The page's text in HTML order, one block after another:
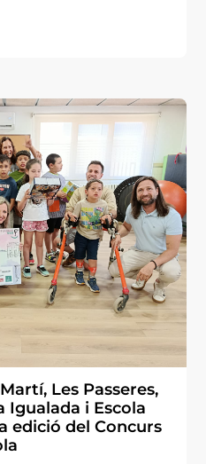
Les Passeres,
Igualada i Escola
edició del Concurs